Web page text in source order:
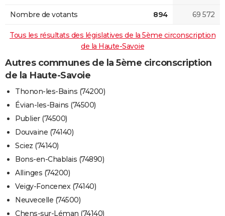
Nombre de votants 894 69 572
Tous les résultats des législatives de la 5ème circonscription
de la Haute-Savoie
Autres communes de la 5ème circonscription
de la Haute-Savoie
Thonon-les-Bains (74200)
Évian-les-Bains (74500)
Publier (74500)
Douvaine (74140)
Sciez (74140)
Bons-en-Chablais (74890)
Allinges (74200)
Veigy-Foncenex (74140)
Neuvecelle (74500)
Chens-sur-Léman (74140)